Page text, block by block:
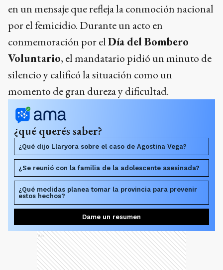
en un mensaje que refleja la conmoción nacional
por el femicidio. Durante un acto en
conmemoración por elDía del Bombero
Voluntario, el mandatario pidió un minuto de
silencio y calificó la situación como un
momento de gran dureza y dificultad.
¿qué querés saber?
¿Qué dijo Llaryora sobre el caso de Agostina Vega?
¿Se reunió con la familia de la adolescente asesinada?
¿Qué medidas planea tomar la provincia para prevenir
estos hechos?
Dame un resumen
Ads